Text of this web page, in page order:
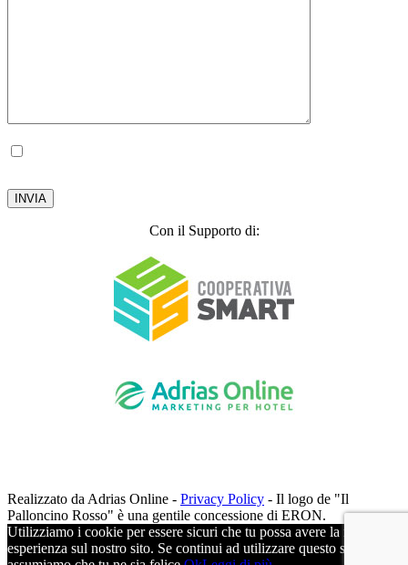
Con il Supporto di:
Realizzato da Adrias Online - Privacy Policy - Il logo de "Il
Palloncino Rosso" è una gentile concessione di ERON.
Utilizziamo i cookie per essere sicuri che tu possa avere la migliore
esperienza sul nostro sito. Se continui ad utilizzare questo sito noi